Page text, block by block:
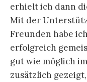
erhielt ich dann
Mit der
Freunden habe
erfolgreich
gut wie möglich
zusätzlich